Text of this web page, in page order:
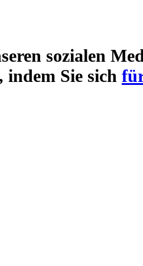
sozialen
Sie sich